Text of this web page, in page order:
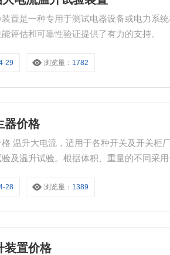
置是一种专用于测试电器设备或电力系
评估和可靠性验证提供了有力的支持。
29 浏览量： 1782
器价格
温升大电流，适用于各种开关及开关柜
及温升试验。根据体积、重量的不同采
28 浏览量： 1389
装置价格